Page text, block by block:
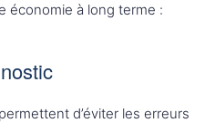
économie à long terme :
d’éviter les erreurs